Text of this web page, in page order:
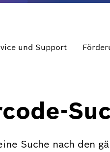
und Support
Suche nach den